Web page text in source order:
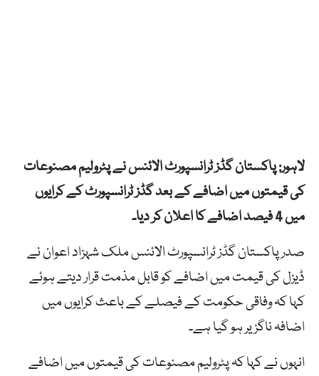
لاہور: پاکستان گڈز ٹرانسپورٹ الائنس نے پٹرولیم مصنوعات
کی قیمتوں میں اضافے کے بعد گڈز ٹرانسپورٹ کے کرایوں
میں 4 فیصد اضافے کا اعلان کر دیا۔
صدر پاکستان گڈز ٹرانسپورٹ الائنس ملک شہزاد اعوان نے
ڈیزل کی قیمت میں اضافے کو قابل مذمت قرار دیتے ہوئے
کہا کہ وفاقی حکومت کے فیصلے کے باعث کرایوں میں
اضافہ ناگزیر ہو گیا ہے۔
انہوں نے کہا کہ پٹرولیم مصنوعات کی قیمتوں میں اضافے